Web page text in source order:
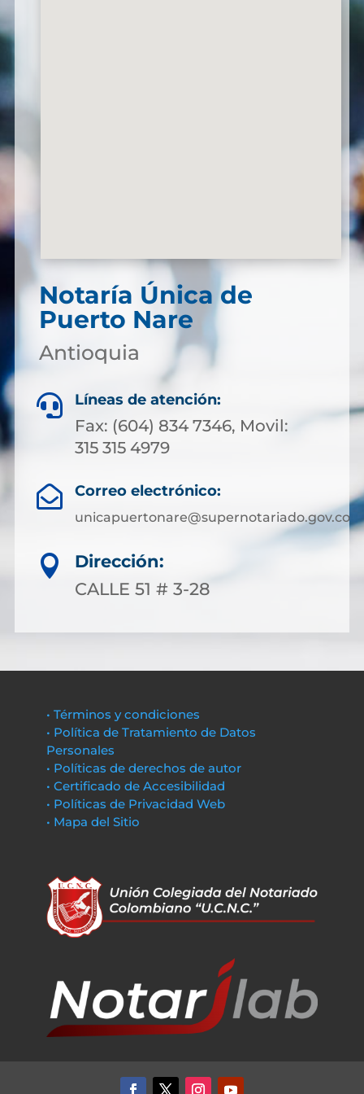
Notaría Única de
Puerto Nare
Antioquia
 Líneas de atención:
Fax: (604) 834 7346, Movil:
315 315 4979
 Correo electrónico:
unicapuertonare@supernotariado.gov.co

Dirección:
CALLE 51 # 3-28
• Términos y condiciones
• Política de Tratamiento de Datos
Personales
• Políticas de derechos de autor
• Certificado de Accesibilidad
• Políticas de Privacidad Web
• Mapa del Sitio